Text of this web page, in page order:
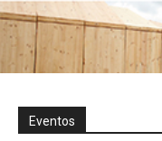
Eventos